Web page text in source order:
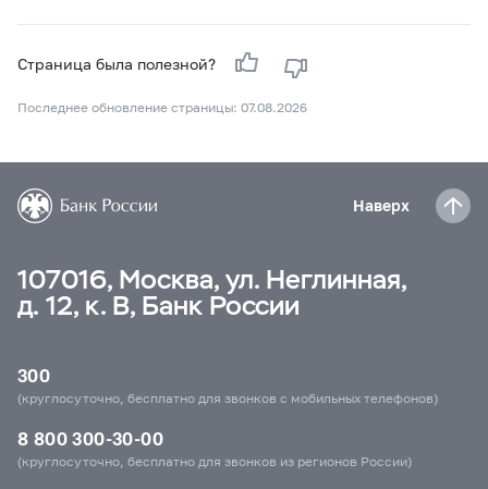
Страница была полезной?
Последнее обновление страницы: 07.08.2026
Наверх
107016, Москва, ул. Неглинная,
д. 12, к. В, Банк России
300
(круглосуточно, бесплатно для звонков с мобильных телефонов)
8 800 300-30-00
(круглосуточно, бесплатно для звонков из регионов России)